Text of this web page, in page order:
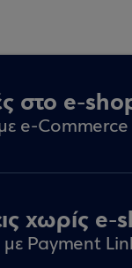
στο e-
e-
χωρίς e-
Payment